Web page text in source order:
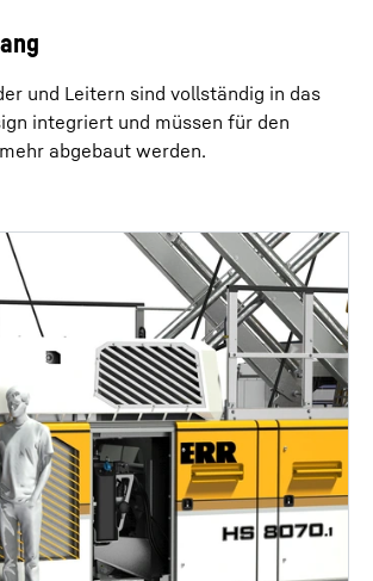
und Leitern sind vollständig in das
integriert und müssen für den
abgebaut werden.